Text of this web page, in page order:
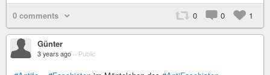
0 comments 0 0 1
Günter
3 years ago – Public